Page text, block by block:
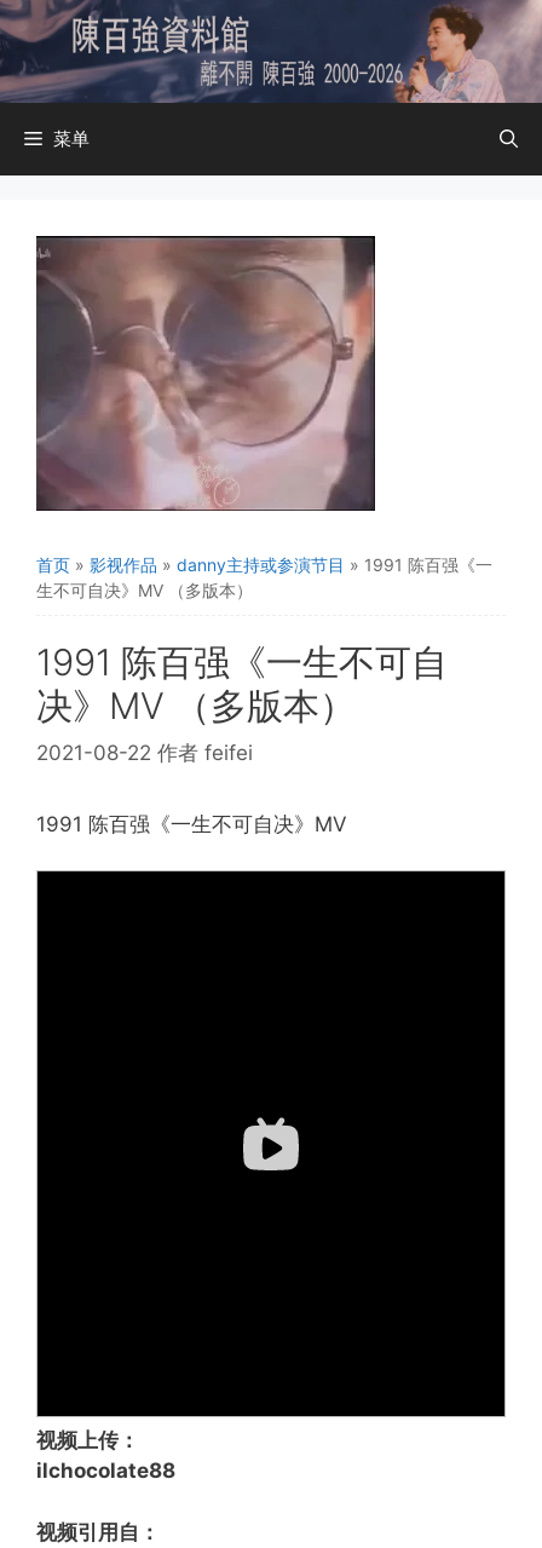
跳
至
内
容
菜单
首页 » 影视作品 » danny主持或参演节目 » 1991 陈百强《一
生不可自决》MV （多版本）
1991 陈百强《一生不可自
决》MV （多版本）
2021-08-22 作者 feifei
1991 陈百强《一生不可自决》MV
视频上传：
ilchocolate88
视频引用自：